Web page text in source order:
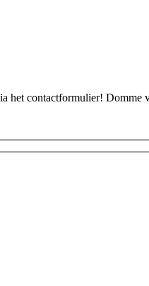
het contactformulier! Domme